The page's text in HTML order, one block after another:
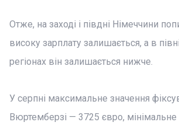
Отже, на заході і півдні Німеччини
високу зарплату залишається, а в
регіонах він залишається нижче.
У серпні максимальне значення
Вюртемберзі — 3725 євро, мінімальне